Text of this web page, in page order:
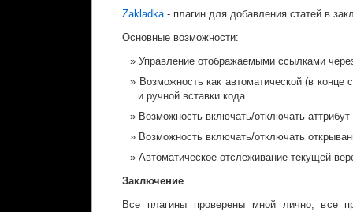
Zakladka - плагин для добавления статей в
Основные возможности:
Управление отображаемыми ссылками
Возможность как автоматической (в конце
и ручной вставки кода
Возможность включать/отключать аттрибут
Возможность включать/отключать
Автоматическое отслеживание текущей
Заключение
Все плагины проверены мной лично, все